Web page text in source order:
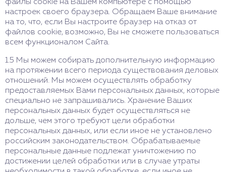
файлы cookie на Вашем компьютере с помощью
настроек своего браузера. Обращаем Ваше внимание
на то, что, если Вы настроите браузер на отказ от
файлов cookie, возможно, Вы не сможете пользоваться
всем функционалом Сайта.
1.5 Мы можем собирать дополнительную информацию
на протяжении всего периода существования деловых
отношений. Мы можем осуществлять обработку
предоставляемых Вами персональных данных, которые
специально не запрашивались. Хранение Ваших
персональных данных будет осуществляться не
дольше, чем этого требуют цели обработки
персональных данных, или если иное не установлено
российским законодательством. Обрабатываемые
персональные данные подлежат уничтожению по
достижении целей обработки или в случае утраты